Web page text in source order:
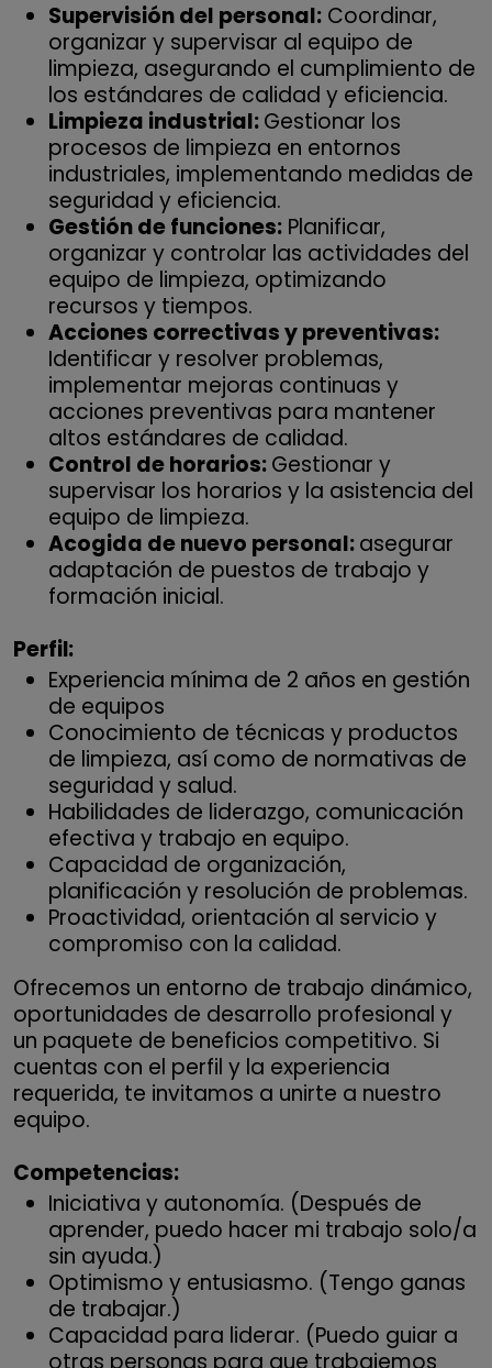
Supervisión del personal: Coordinar,
organizar y supervisar al equipo de
limpieza, asegurando el cumplimiento de
los estándares de calidad y eficiencia.
Limpieza industrial:Gestionar los
procesos de limpieza en entornos
industriales, implementando medidas de
seguridad y eficiencia.
Gestión de funciones: Planificar,
organizar y controlar las actividades del
equipo de limpieza, optimizando
recursos y tiempos.
Acciones correctivas y preventivas:
Identificar y resolver problemas,
implementar mejoras continuas y
acciones preventivas para mantener
altos estándares de calidad.
Control de horarios:Gestionar y
supervisar los horarios y la asistencia del
equipo de limpieza.
Acogida de nuevo personal:asegurar
adaptación de puestos de trabajo y
formación inicial.
Perfil:
Experiencia mínima de 2 años en gestión
de equipos
Conocimiento de técnicas y productos
de limpieza, así como de normativas de
seguridad y salud.
Habilidades de liderazgo, comunicación
efectiva y trabajo en equipo.
Capacidad de organización,
planificación y resolución de problemas.
Proactividad, orientación al servicio y
compromiso con la calidad.
Ofrecemos un entorno de trabajo dinámico,
oportunidades de desarrollo profesional y
un paquete de beneficios competitivo. Si
cuentas con el perfil y la experiencia
requerida, te invitamos a unirte a nuestro
equipo.
Competencias:
Iniciativa y autonomía. (Después de
aprender, puedo hacer mi trabajo solo/a
sin ayuda.)
Optimismo y entusiasmo. (Tengo ganas
de trabajar.)
Capacidad para liderar. (Puedo guiar a